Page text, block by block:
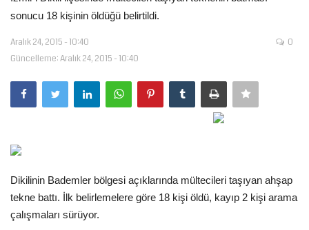
Köşe Yazıları
Magazin
Şanlıurfa
Spor
Gündem
Tekno Bilim
sonucu 18 kişinin öldüğü belirtildi.
Aralık 24, 2015 - 10:40
Güncelleme: Aralık 24, 2015 - 10:40
0
Dikilinin Bademler bölgesi açıklarında mültecileri taşıyan ahşap
tekne battı. İlk belirlemelere göre 18 kişi öldü, kayıp 2 kişi arama
çalışmaları sürüyor.